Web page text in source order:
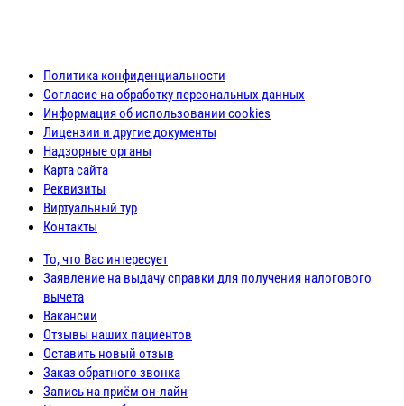
Политика конфиденциальности
Согласие на обработку персональных данных
Информация об использовании cookies
Лицензии и другие документы
Надзорные органы
Карта сайта
Реквизиты
Виртуальный тур
Контакты
То, что Вас интересует
Заявление на выдачу справки для получения налогового
вычета
Вакансии
Отзывы наших пациентов
Оставить новый отзыв
Заказ обратного звонка
Запись на приём он-лайн